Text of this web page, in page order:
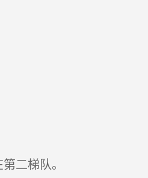
二梯队。